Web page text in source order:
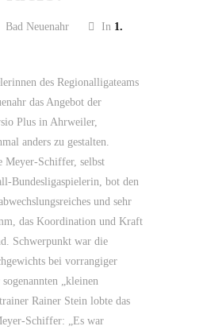
Bad Neuenahr In 1.
des Regionalligateams
das Angebot der
Plus in Ahrweiler,
anders zu gestalten.
Meyer-Schiffer, selbst
Bundesligaspielerin, bot den
und sehr
das Koordination und Kraft
Schwerpunkt war die
bei vorrangiger
„kleinen
Rainer Stein lobte das
Schiffer: „Es war